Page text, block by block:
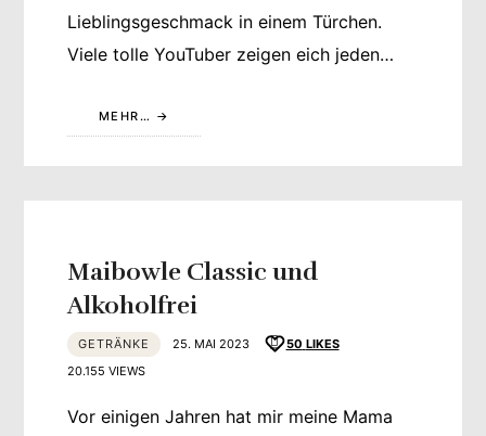
Lieblingsgeschmack in einem Türchen.
Viele tolle YouTuber zeigen eich jeden…
MEHR…
Maibowle Classic und
Alkoholfrei
GETRÄNKE 25. MAI 2023 50 LIKES
20.155 VIEWS
Vor einigen Jahren hat mir meine Mama